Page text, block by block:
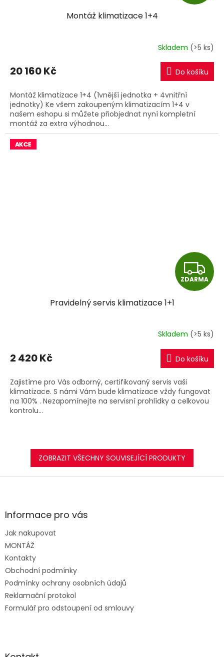
R
M
A
Montáž klimatizace 1+4
Skladem (>5 ks)
20 160 Kč Do košíku
Montáž klimatizace 1+4 (1vnější jednotka + 4vnitřní
jednotky) Ke všem zakoupeným klimatizacím 1+4 v
našem eshopu si můžete přiobjednat nyní kompletní
montáž za extra výhodnou...
Z
D
R
M
A
ZDARMA
Pravidelný servis klimatizace 1+1
Skladem (>5 ks)
2 420 Kč Do košíku
Zajistíme pro Vás odborný, certifikovaný servis vaši
klimatizace. S námi Vám bude klimatizace vždy fungovat
na 100% . Nezapomínejte na servisní prohlídky a celkovou
kontrolu...
ZOBRAZIT VŠECHNY SOUVISEJÍCÍ PRODUKTY
Z
aInformace pro vás
Jak nakupovat
MONTÁŽ
Kontakty
Obchodní podmínky
Podmínky ochrany osobních údajů
Reklamační protokol
Formulář pro odstoupení od smlouvy